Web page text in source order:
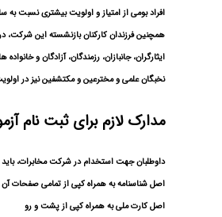
افراد بومی از امتیاز و اولویت بیشتری نسبت به
همچنین فرزندان کارکنان بازنشسته این شرکت،
ایثارگران، جانبازان، رزمندگان، آزادگان و
نخبگان علمی و مخترعین و مکتشفین نیز در
مدارک لازم برای ثبت نام
داوطلبان جهت استخدام در شرکت مخابرات، باید
اصل شناسنامه به همراه کپی از تمامی صفحات آن
اصل کارت ملی به همراه کپی از پشت و رو